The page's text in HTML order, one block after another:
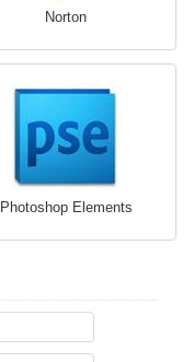
Norton
Photoshop Elements